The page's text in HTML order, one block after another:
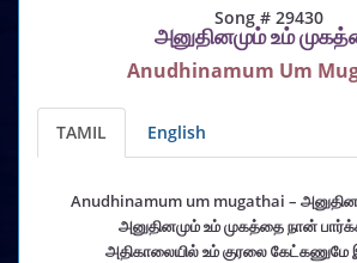
Song # 29430
அனுதினமும் உம்
Anudhinamum Um
TAMIL English
Anudhinamum um mugathai –
அனுதினமும் உம் முகத்தை நான்
அதிகாலையில் உம் குரலை கேட்கணுமே